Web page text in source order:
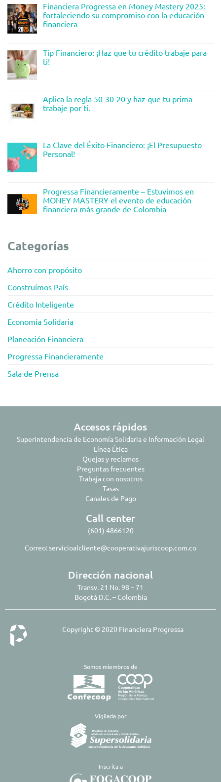
Financiera Progressa en Money Mastery 2025:
fortaleciendo su compromiso con la educación
financiera
Tip Financiero: ¡Haz que tu crédito trabaje para
ti!
Aplica la regla 50-30-20 y haz que tu prima
trabaje por ti.
La Clave del Éxito Financiero: ¡El Presupuesto
Personal!
Progressa Financieramente – Estuvimos en
MONEY MASTERY el evento de educación
financiera más grande de Colombia
Categorías
Ahorro con propósito
Construímos País
Crédito Inteligente
Economía Solidaria
Planeación Financiera
Progressa Financieramente
Sala de Prensa
Accesos rápidos
Superintendencia de Economía Solidaria e Información Legal
Línea Ética
Quejas y reclamos
Preguntas frecuentes
Trabaja con nosotros
Tasas
Canales de Pago
Call center
(601) 4866120
Correo:servicioalcliente@cooperativajuriscoop.com.co
Dirección nacional
Transv. 21 No. 98 – 71
Bogotá D.C. – Colombia
Copyright © 2020 Financiera Progressa
Somos miembros de
​Vigilada por
Inscrita a